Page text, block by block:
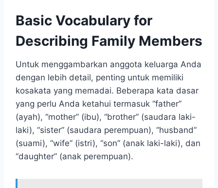
Basic Vocabulary for
Describing Family Members
Untuk menggambarkan anggota keluarga Anda
dengan lebih detail, penting untuk memiliki
kosakata yang memadai. Beberapa kata dasar
yang perlu Anda ketahui termasuk “father”
(ayah), “mother” (ibu), “brother” (saudara laki-
laki), “sister” (saudara perempuan), “husband”
(suami), “wife” (istri), “son” (anak laki-laki), dan
“daughter” (anak perempuan).